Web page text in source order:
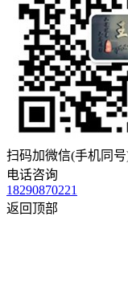
扫码加微信(手机同
电话咨询
18290870221
返回顶部